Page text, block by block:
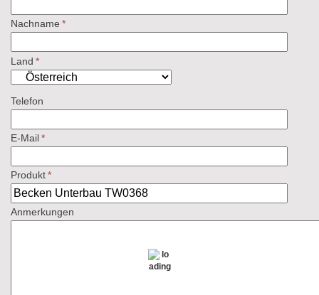
Nachname *
Land *
Telefon
E-Mail*
Produkt*
Anmerkungen